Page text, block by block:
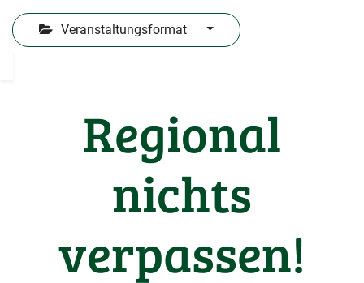
Veranstaltungsformat
Regional
nichts
verpassen!